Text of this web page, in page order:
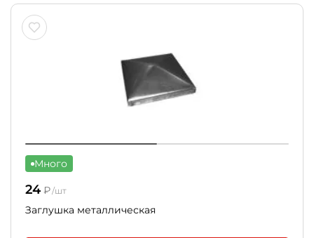
Много
24 ₽/шт
Заглушка металлическая